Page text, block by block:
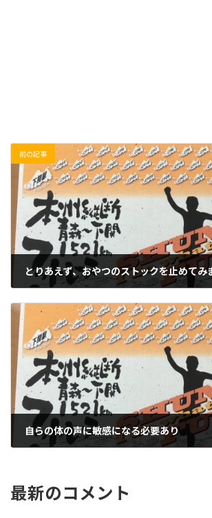
前の記事
とりあえず、おやつのストックを止めてみ
自らの体の声に敏感になる必要あり
最新のコメント